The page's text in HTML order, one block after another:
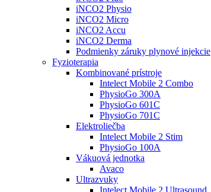
iNCO2 Physio
iNCO2 Micro
iNCO2 Accu
iNCO2 Derma
Podmienky záruky plynové injekcie
Fyzioterapia
Kombinované prístroje
Intelect Mobile 2 Combo
PhysioGo 300A
PhysioGo 601C
PhysioGo 701C
Elektroliečba
Intelect Mobile 2 Stim
PhysioGo 100A
Vákuová jednotka
Avaco
Ultrazvuky
Intelect Mobile 2 Ultrasound